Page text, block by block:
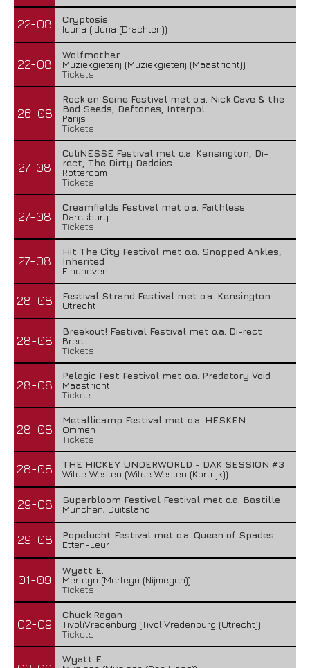
22-08
Cryptosis
Iduna (Iduna (Drachten))
22-08
Wolfmother
Muziekgieterij (Muziekgieterij (Maastricht))
Tickets
26-08
Rock en Seine Festival met o.a. Nick Cave & the
Bad Seeds, Deftones, Interpol
Parijs
Tickets
27-08
CuliNESSE Festival met o.a. Kensington, Di-
rect, The Dirty Daddies
Rotterdam
Tickets
27-08
Creamfields Festival met o.a. Faithless
Daresbury
Tickets
27-08
Hit The City Festival met o.a. Snapped Ankles,
Inherited
Eindhoven
28-08
Festival Strand Festival met o.a. Kensington
Utrecht
28-08
Breekout! Festival Festival met o.a. Di-rect
Bree
Tickets
28-08
Pelagic Fest Festival met o.a. Predatory Void
Maastricht
Tickets
28-08
Metallicamp Festival met o.a. HESKEN
Ommen
Tickets
28-08
THE HICKEY UNDERWORLD - DAK SESSION #3
Wilde Westen (Wilde Westen (Kortrijk))
29-08
Superbloom Festival Festival met o.a. Bastille
Munchen, Duitsland
29-08
Popelucht Festival met o.a. Queen of Spades
Etten-Leur
01-09
Wyatt E.
Merleyn (Merleyn (Nijmegen))
Tickets
02-09
Chuck Ragan
TivoliVredenburg (TivoliVredenburg (Utrecht))
Tickets
Wyatt E.